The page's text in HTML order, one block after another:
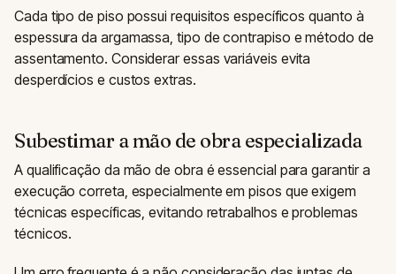
Cada tipo de piso possui requisitos específicos quanto à
espessura da argamassa, tipo de contrapiso e método de
assentamento. Considerar essas variáveis evita
desperdícios e custos extras.
Subestimar a mão de obra especializada
A qualificação da mão de obra é essencial para garantir a
execução correta, especialmente em pisos que exigem
técnicas específicas, evitando retrabalhos e problemas
técnicos.